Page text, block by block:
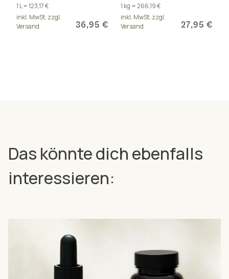
Dorschleberöl, für Gehirn,
Herz und Sehkraft.
1 L = 123,17 €
inkl. MwSt. zzgl.
Versand
36,95 €
Basisversorgung.
1 kg = 266,19 €
inkl. MwSt. zzgl.
Versand
27,95 €
Das könnte dich ebenfalls
interessieren: